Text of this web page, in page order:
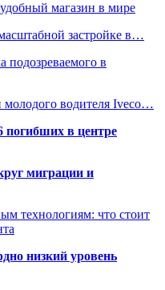
магазин в мире
застройке в…
подозреваемого в
молодого водителя Iveсо…
погибших в центре
миграции и
технологиям: что стоит
низкий уровень